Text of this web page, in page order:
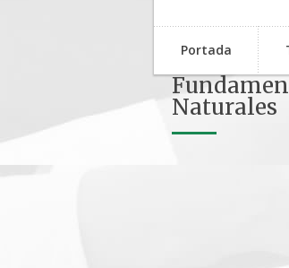
Portada
Naturales